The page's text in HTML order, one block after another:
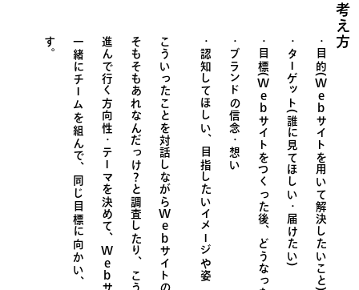
考え方
目的(
Web
サイトを用いて解決したいこと)
ターゲット(誰に見てほしい・届けたい)
目標(
Web
サイトをつくった後、どうなったら成功
ブランドの信念・想い
認知してほしい、目指したいイメージや姿
こういったことを対話しながら
Web
そもそもあれなんだっけ？と調査したり、
進んで行く方向性・テーマを決めて、
Web
一緒にチームを組んで、同じ目標に向かい、
す
。